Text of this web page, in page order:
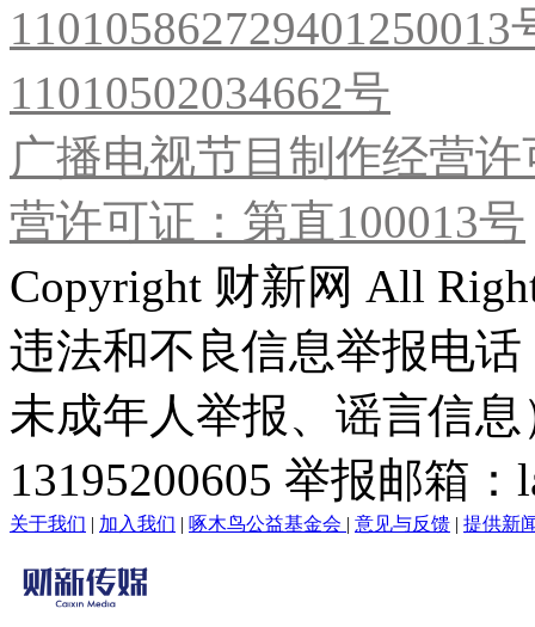
11010502034662号
广播电视节目制作经营
营许可证：第直100013号
Copyright 财新网 All
违法和不良信息举报电
未成年人举报、谣言信
13195200605 举报邮箱
关于我们 | 加入我们 | 啄木鸟公益基金会 | 意见与反馈 | 提供新